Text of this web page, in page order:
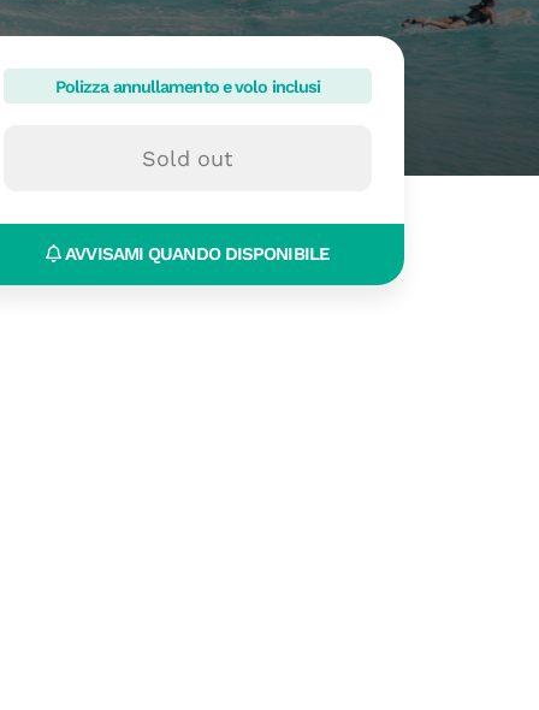
Polizza annullamento e volo inclusi
Sold out
AVVISAMI QUANDO DISPONIBILE